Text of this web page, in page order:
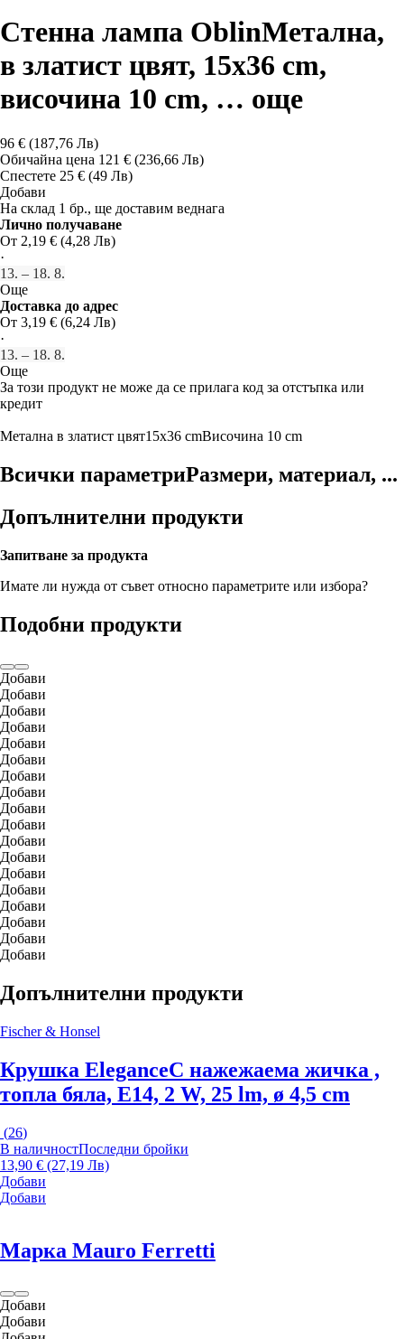
Стенна лампа OblinМетална,
в златист цвят, 15x36 cm,
височина 10 cm, … още
96 € (187,76 Лв)
Обичайна цена 121 € (236,66 Лв)
Спестете 25 € (49 Лв)
Добави
На склад 1 бр., ще доставим веднага
Лично получаване
От 2,19 € (4,28 Лв)
·
13. – 18. 8.
Още
Доставка до адрес
От 3,19 € (6,24 Лв)
·
13. – 18. 8.
Още
За този продукт не може да се прилага код за отстъпка или
кредит
Метална в златист цвят15x36 cmВисочина 10 cm
Всички параметриРазмери, материал, ...
Допълнителни продукти
Запитване за продукта
Имате ли нужда от съвет относно параметрите или избора?
Подобни продукти
Добави
Добави
Добави
Добави
Добави
Добави
Добави
Добави
Добави
Добави
Добави
Добави
Добави
Добави
Добави
Добави
Добави
Добави
Допълнителни продукти
Fischer & Honsel
Крушка EleganceС нажежаема жичка ,
топла бяла, E14, 2 W, 25 lm, ø 4,5 cm
(26)
В наличностПоследни бройки
13,90 € (27,19 Лв)
Добави
Добави
Марка Mauro Ferretti
Добави
Добави